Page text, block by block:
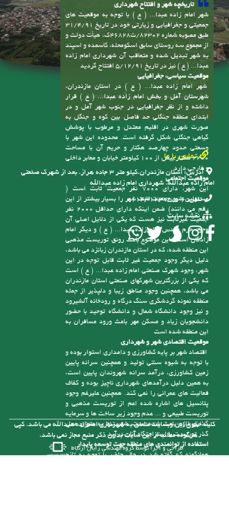
تاریخچه شهر و افتتاح شهرداری
شهر امام زاده عبدا... ( ع ) با توجه به موقعیت های
جمعیتی و جغرافیایی و زیارتی خود در تاریخ 31/4/91
طبق مصوبه شماره 82302/ت46828ک، هیأت دولت و
از مجموع سه روستای سابق اسکومحله، کاسمده و اسپند
به شهر تبدیل شده و متعاقب آن شهرداری امام زاده
عبدا... ( ع ) نیز در تاریخ 5/12/91 افتتاح گردید
موقعیت سیاسی، جغرافیایی
شهر امام زاده عبدا... ( ع ) در استان مازندران،
شهرستان آمل و بخش امام زاده عبدا... ( ع ) قرار
داشته و از نظر جغرافیایی در جنوب شهر آمل و در
ابتدای منطقه جنگلی حد فاصل بین کوه و جنگل به
صورت شهری در اقلیم معتدل و مرطوب با پوشش
گیاهی جنگلی شکل گرفته است. محدوده این شهر با
وسعتی حدود چهارصد هکتار و حریم آن با مساحت
2200 هکتار بیش از 100 کیلومتر خیابان و معابر داخلی
و خارجی دارد
موقعیت اجتماعی
این شهر، دارای 7000 نفر جمعیت ثابت است (
مسئولین شهر جمعیت ثابت شهر را بسیار بیشتر از این
رقم می دانند) ضمن اینکه دارای حداقل 2000 نفر
جمعیت غیرثابت نیز هست که یکی از دلایل اصلی آن
وجود حرم مقدس امام زاده عبدا... ( ع ) و دیگر امام
زادگان است، این موضوع باعث رونق توریست مذهبی
این منطقه شده، که در استان مازندران زبانزد می باشد،
دلیل دیگر وجود جمعیت غیر ثابت قابل توجه در این
شهر، وجود شهرک صنعتی امام زاده عبدا... ( ع ) است
که یکی از بزرگترین شهرکهای صنعتی استان مازندران
می باشد، همچنین وجود مناطق زیبا و دلپذیر از جمله
منطقه نمونه گردشگری سنگ درگاه و رودخانه آلشیرود
و نیز وجود دانشگاه شمال و دانشگاه توحید با حضور
دانشجویان زیاد و مسکن مهر باعث ورود مسافران به
این منطقه شده است
موقعیت اقتصادی شهر و شهرداری
اقتصاد شهر بر پایه کشاورزی و دامداری استوار بوده و
با توجه به شیوه سنتی تولید و همچنین سرانه پایین
زمین کشاورزی، درآمد سرانه شهروندان پایین است،
به همین دلیل درآمدهای شهرداری ناچیز بوده و کفاف
فعالیت های عمرانی را نمی کند. همچنین علیرغم وجود
پتانسیل های اشاره شده اعم از توریست مذهبی و
توریست طبیعی و ... عدم وجود زیر ساخت ها و سرمایه
گذاری لازم باعث شده است، شهر تنها به عنوان محل
گذر توریست یا استراحتگاه آنان درآید
پیوندها
سامانه انتشار و دسترسی آزاد به اطلاعات
تماس با ما
آدرس:
استان مازندران.کیلو متر ۳ جاده هراز. بعد از شهرک صنعتی
امام زاده عبدالله. شهرداری امام زاده عبدالله
تلفن: 6-01143123755
نقشه سایت
کلیه حقوق این وبسایت متعلق به شهرداری امامزاده عبدالله می باشد. کپی
هرگونه مطلب از این سایت بدون ذکر منبع مجاز نمی باشد.